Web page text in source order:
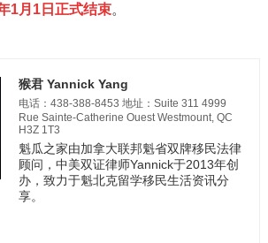
1月1日正式结束。
猴君 Yannick Yang
电话：438-388-8453 地址：Suite 311 4999
Rue Sainte-Catherine Ouest Westmount, QC
H3Z 1T3
魁瓜之家由加拿大联邦魁省双牌移民法律
顾问，中美双证律师Yannick于2013年创
办，致力于魁北克留学移民生活资讯分
享。